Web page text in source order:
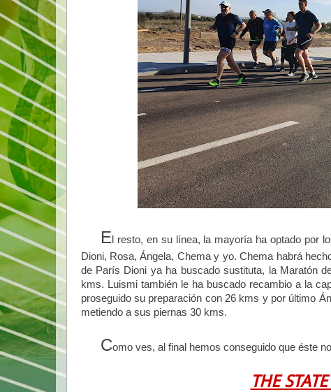
El resto, en su línea, la mayoría ha optado por
Dioni, Rosa, Ángela, Chema y yo. Chema habrá
de París Dioni ya ha buscado sustituta, la Maratón
kms. Luismi también le ha buscado recambio a la
proseguido su preparación con 26 kms y por último
metiendo a sus piernas 30 kms.
Como ves, al final hemos conseguido que éste
THE